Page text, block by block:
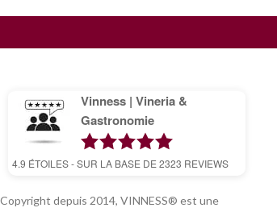
Vinness | Vineria &
Gastronomie
4.9 ÉTOILES - SUR LA BASE DE 2323 REVIEWS
Copyright depuis 2014, VINNESS® est une